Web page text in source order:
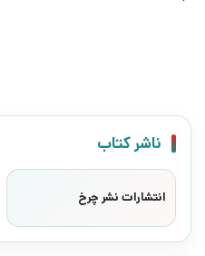
ناشر کتاب
انتشارات نشر چرخ